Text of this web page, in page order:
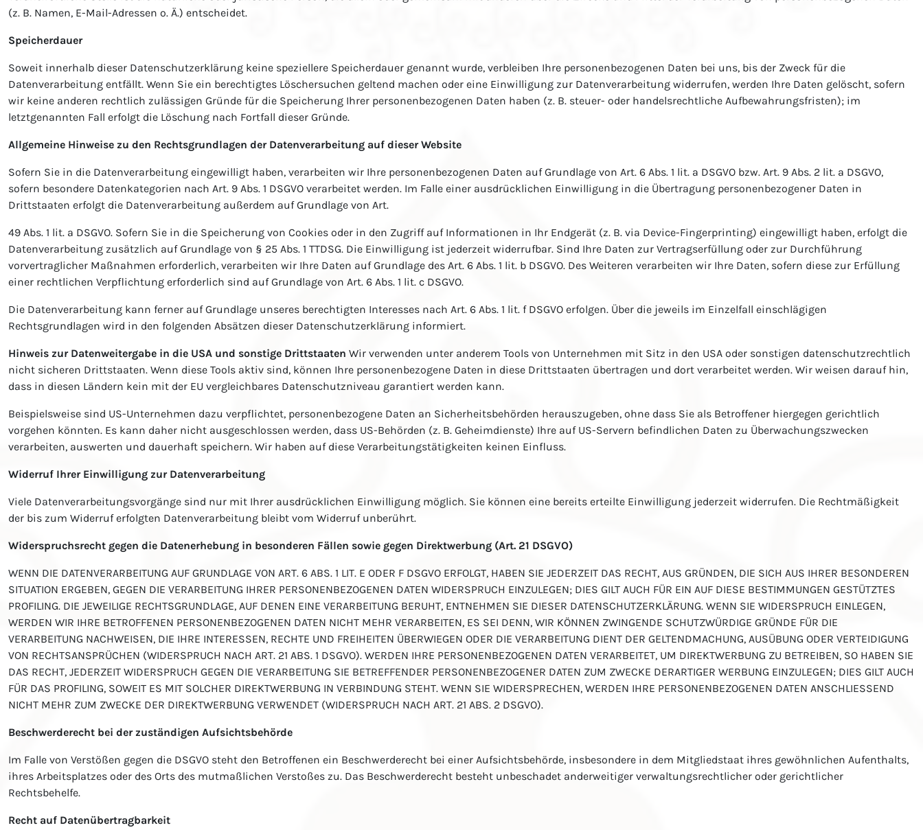
(z. B. Namen, E-Mail-Adressen o. Ä.) entscheidet.
Speicherdauer
Soweit innerhalb dieser Datenschutzerklärung keine speziellere Speicherdauer genannt wurde, verbleiben Ihre personenbezogenen Daten bei uns, bis der Zweck für die
Datenverarbeitung entfällt. Wenn Sie ein berechtigtes Löschersuchen geltend machen oder eine Einwilligung zur Datenverarbeitung widerrufen, werden Ihre Daten gelöscht, sofern
wir keine anderen rechtlich zulässigen Gründe für die Speicherung Ihrer personenbezogenen Daten haben (z. B. steuer- oder handelsrechtliche Aufbewahrungsfristen); im
letztgenannten Fall erfolgt die Löschung nach Fortfall dieser Gründe.
Allgemeine Hinweise zu den Rechtsgrundlagen der Datenverarbeitung auf dieser Website
Sofern Sie in die Datenverarbeitung eingewilligt haben, verarbeiten wir Ihre personenbezogenen Daten auf Grundlage von Art. 6 Abs. 1 lit. a DSGVO bzw. Art. 9 Abs. 2 lit. a DSGVO,
sofern besondere Datenkategorien nach Art. 9 Abs. 1 DSGVO verarbeitet werden. Im Falle einer ausdrücklichen Einwilligung in die Übertragung personenbezogener Daten in
Drittstaaten erfolgt die Datenverarbeitung außerdem auf Grundlage von Art.
49 Abs. 1 lit. a DSGVO. Sofern Sie in die Speicherung von Cookies oder in den Zugriff auf Informationen in Ihr Endgerät (z. B. via Device-Fingerprinting) eingewilligt haben, erfolgt die
Datenverarbeitung zusätzlich auf Grundlage von § 25 Abs. 1 TTDSG. Die Einwilligung ist jederzeit widerrufbar. Sind Ihre Daten zur Vertragserfüllung oder zur Durchführung
vorvertraglicher Maßnahmen erforderlich, verarbeiten wir Ihre Daten auf Grundlage des Art. 6 Abs. 1 lit. b DSGVO. Des Weiteren verarbeiten wir Ihre Daten, sofern diese zur Erfüllung
einer rechtlichen Verpflichtung erforderlich sind auf Grundlage von Art. 6 Abs. 1 lit. c DSGVO.
Die Datenverarbeitung kann ferner auf Grundlage unseres berechtigten Interesses nach Art. 6 Abs. 1 lit. f DSGVO erfolgen. Über die jeweils im Einzelfall einschlägigen
Rechtsgrundlagen wird in den folgenden Absätzen dieser Datenschutzerklärung informiert.
Hinweis zur Datenweitergabe in die USA und sonstige Drittstaaten Wir verwenden unter anderem Tools von Unternehmen mit Sitz in den USA oder sonstigen datenschutzrechtlich
nicht sicheren Drittstaaten. Wenn diese Tools aktiv sind, können Ihre personenbezogene Daten in diese Drittstaaten übertragen und dort verarbeitet werden. Wir weisen darauf hin,
dass in diesen Ländern kein mit der EU vergleichbares Datenschutzniveau garantiert werden kann.
Beispielsweise sind US-Unternehmen dazu verpflichtet, personenbezogene Daten an Sicherheitsbehörden herauszugeben, ohne dass Sie als Betroffener hiergegen gerichtlich
vorgehen könnten. Es kann daher nicht ausgeschlossen werden, dass US-Behörden (z. B. Geheimdienste) Ihre auf US-Servern befindlichen Daten zu Überwachungszwecken
verarbeiten, auswerten und dauerhaft speichern. Wir haben auf diese Verarbeitungstätigkeiten keinen Einfluss.
Widerruf Ihrer Einwilligung zur Datenverarbeitung
Viele Datenverarbeitungsvorgänge sind nur mit Ihrer ausdrücklichen Einwilligung möglich. Sie können eine bereits erteilte Einwilligung jederzeit widerrufen. Die Rechtmäßigkeit
der bis zum Widerruf erfolgten Datenverarbeitung bleibt vom Widerruf unberührt.
Widerspruchsrecht gegen die Datenerhebung in besonderen Fällen sowie gegen Direktwerbung (Art. 21 DSGVO)
WENN DIE DATENVERARBEITUNG AUF GRUNDLAGE VON ART. 6 ABS. 1 LIT. E ODER F DSGVO ERFOLGT, HABEN SIE JEDERZEIT DAS RECHT, AUS GRÜNDEN, DIE SICH AUS IHRER BESONDEREN
SITUATION ERGEBEN, GEGEN DIE VERARBEITUNG IHRER PERSONENBEZOGENEN DATEN WIDERSPRUCH EINZULEGEN; DIES GILT AUCH FÜR EIN AUF DIESE BESTIMMUNGEN GESTÜTZTES
PROFILING. DIE JEWEILIGE RECHTSGRUNDLAGE, AUF DENEN EINE VERARBEITUNG BERUHT, ENTNEHMEN SIE DIESER DATENSCHUTZERKLÄRUNG. WENN SIE WIDERSPRUCH EINLEGEN,
WERDEN WIR IHRE BETROFFENEN PERSONENBEZOGENEN DATEN NICHT MEHR VERARBEITEN, ES SEI DENN, WIR KÖNNEN ZWINGENDE SCHUTZWÜRDIGE GRÜNDE FÜR DIE
VERARBEITUNG NACHWEISEN, DIE IHRE INTERESSEN, RECHTE UND FREIHEITEN ÜBERWIEGEN ODER DIE VERARBEITUNG DIENT DER GELTENDMACHUNG, AUSÜBUNG ODER VERTEIDIGUNG
VON RECHTSANSPRÜCHEN (WIDERSPRUCH NACH ART. 21 ABS. 1 DSGVO). WERDEN IHRE PERSONENBEZOGENEN DATEN VERARBEITET, UM DIREKTWERBUNG ZU BETREIBEN, SO HABEN SIE
DAS RECHT, JEDERZEIT WIDERSPRUCH GEGEN DIE VERARBEITUNG SIE BETREFFENDER PERSONENBEZOGENER DATEN ZUM ZWECKE DERARTIGER WERBUNG EINZULEGEN; DIES GILT AUCH
FÜR DAS PROFILING, SOWEIT ES MIT SOLCHER DIREKTWERBUNG IN VERBINDUNG STEHT. WENN SIE WIDERSPRECHEN, WERDEN IHRE PERSONENBEZOGENEN DATEN ANSCHLIESSEND
NICHT MEHR ZUM ZWECKE DER DIREKTWERBUNG VERWENDET (WIDERSPRUCH NACH ART. 21 ABS. 2 DSGVO).
Beschwerderecht bei der zuständigen Aufsichtsbehörde
Im Falle von Verstößen gegen die DSGVO steht den Betroffenen ein Beschwerderecht bei einer Aufsichtsbehörde, insbesondere in dem Mitgliedstaat ihres gewöhnlichen Aufenthalts,
ihres Arbeitsplatzes oder des Orts des mutmaßlichen Verstoßes zu. Das Beschwerderecht besteht unbeschadet anderweitiger verwaltungsrechtlicher oder gerichtlicher
Rechtsbehelfe.
Recht auf Datenübertragbarkeit